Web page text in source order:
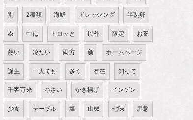
別 2種類 海鮮 ドレッシング 半熟卵
衣 中は トロッと 以外 限定 お茶
熱い 冷たい 両方 新 ホームページ
誕生 一人でも 多く 存在 知って
千客万来 小さい かき揚げ インゲン
少食 テーブル 塩 山椒 七味 用意